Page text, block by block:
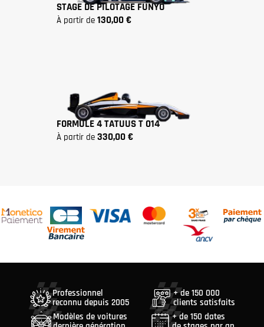
STAGE DE PILOTAGE FUNYO
à partir de 130,00 €
FORMULE 4 TATUUS T 014
à partir de 330,00 €
Professionnel
reconnu depuis 2005
+ de 150 000
clients satisfaits
Modèles de voitures
+ de 150 dates